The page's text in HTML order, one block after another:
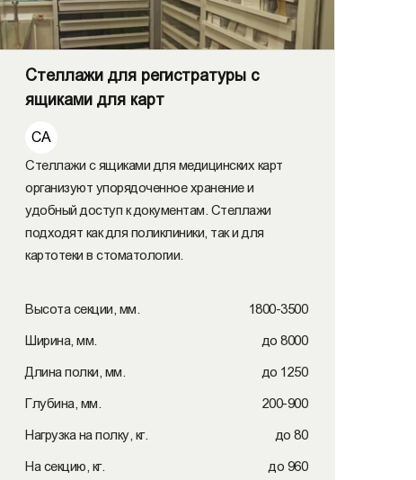
Стеллажи для регистратуры с
ящиками для карт
СА
Стеллажи с ящиками для медицинских карт
организуют упорядоченное хранение и
удобный доступ к документам. Стеллажи
подходят как для поликлиники, так и для
картотеки в стоматологии.
Высота секции, мм. 1800-3500
Ширина, мм. до 8000
Длина полки, мм. до 1250
Глубина, мм. 200-900
Нагрузка на полку, кг. до 80
На секцию, кг. до 960